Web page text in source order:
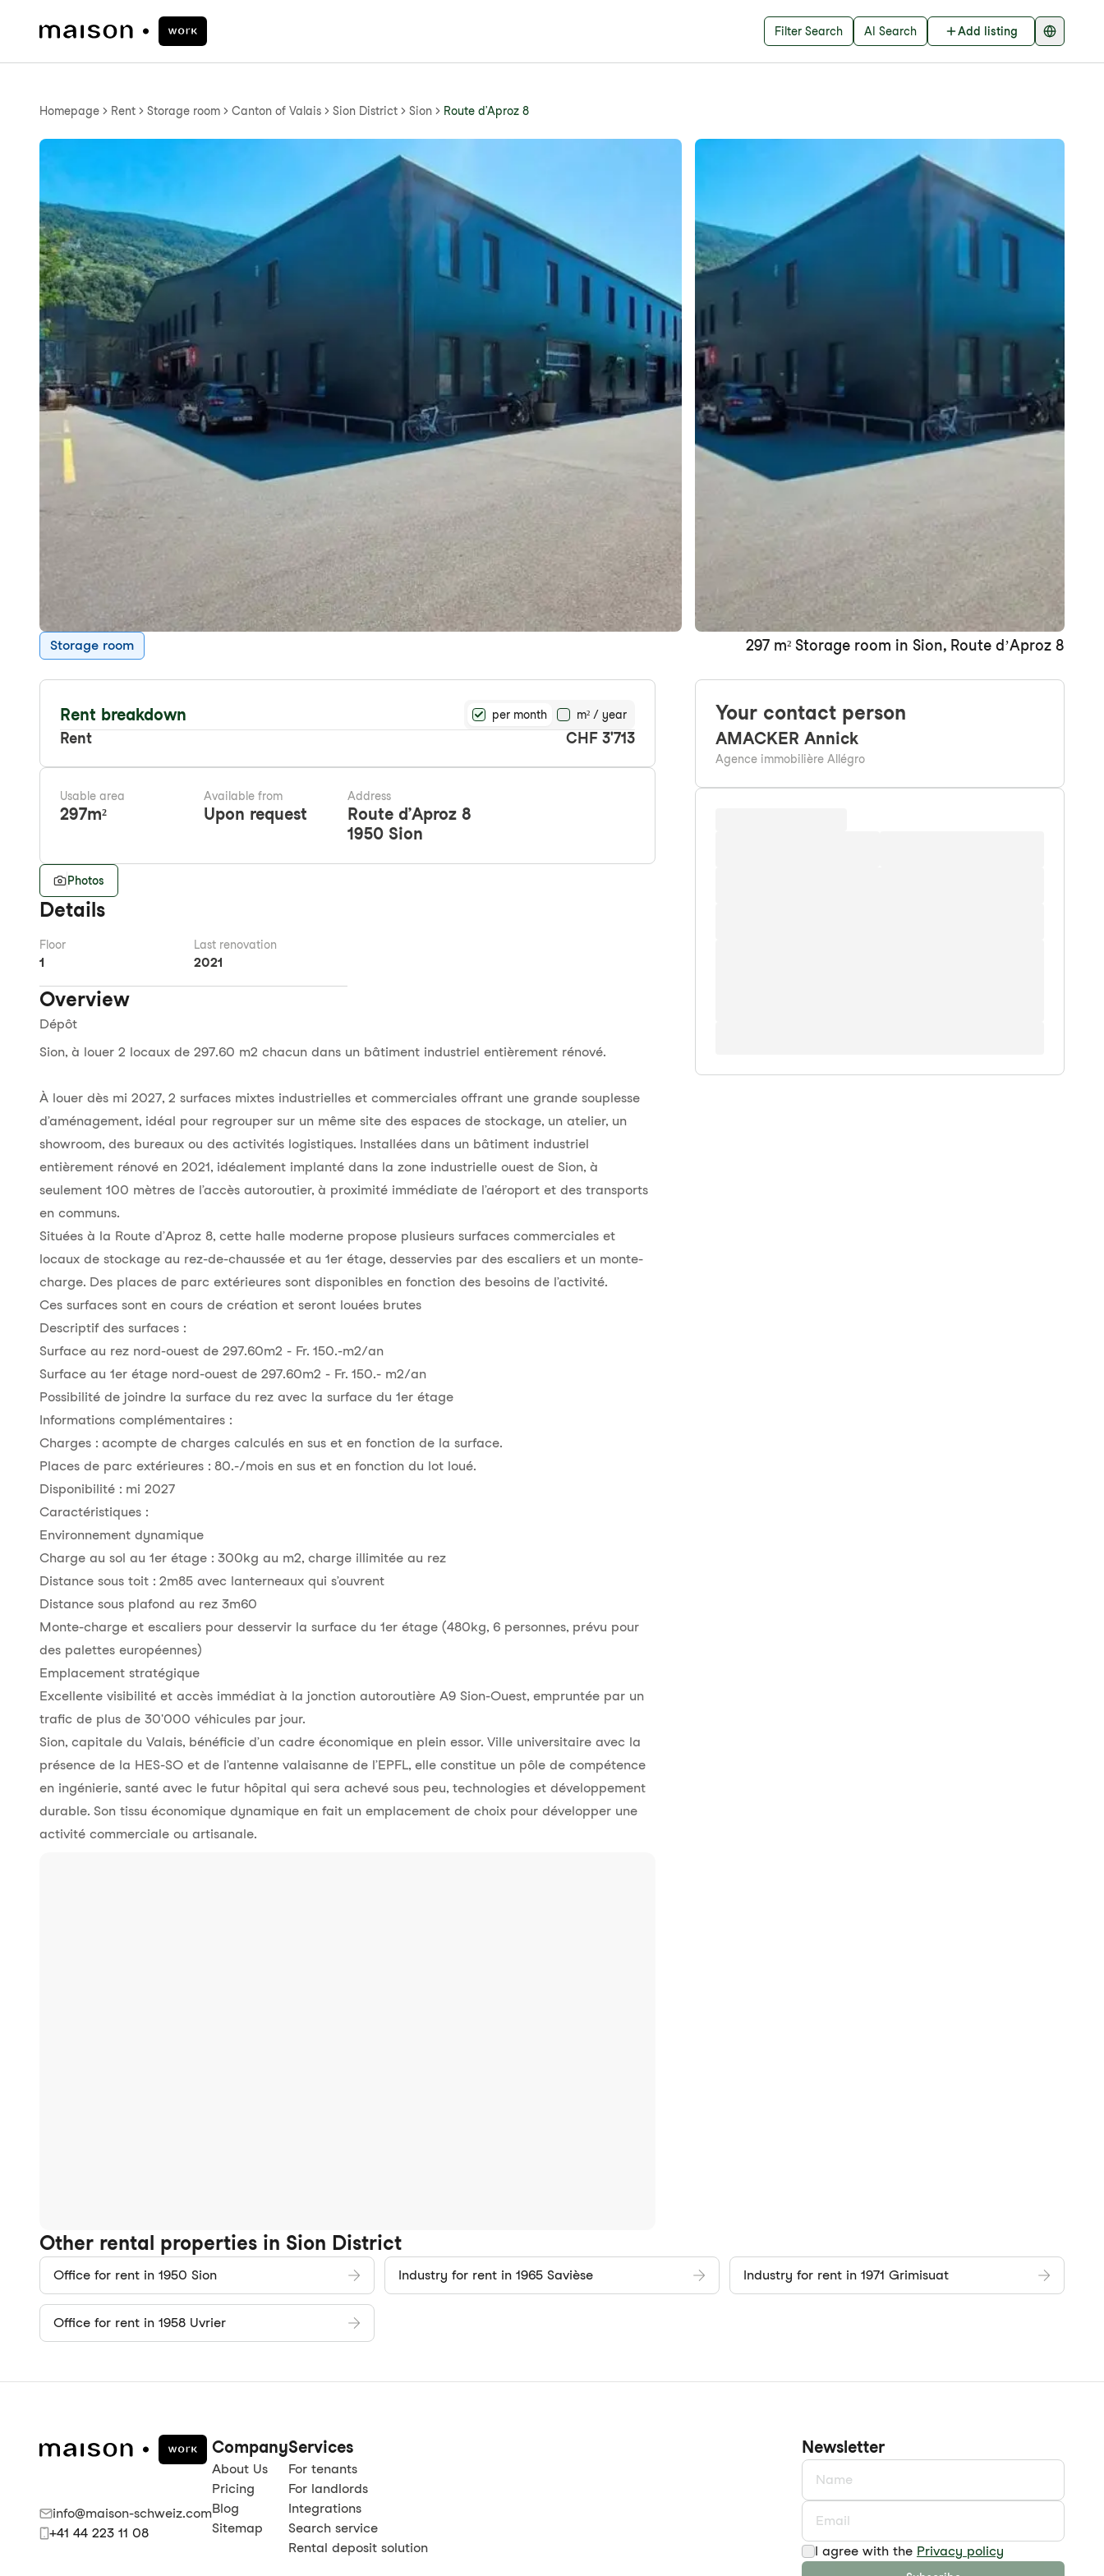
Filter Search AI Search Add listing
Homepage Rent Storage room Canton of Valais Sion District Sion Route d’Aproz 8
+ 10 images
297 m² Storage room in Sion, Route d’Aproz 8
Storage room
Rent breakdown per month m² / year
Rent CHF 3'713
Usable area
297m²
Available from
Upon request
Address
Route d’Aproz 8
1950 Sion
Photos
Details
Floor
1
Last renovation
2021
Overview
Dépôt
Sion, à louer 2 locaux de 297.60 m2 chacun dans un bâtiment industriel entièrement rénové.
À louer dès mi 2027, 2 surfaces mixtes industrielles et commerciales offrant une grande souplesse
d’aménagement, idéal pour regrouper sur un même site des espaces de stockage, un atelier, un
showroom, des bureaux ou des activités logistiques. Installées dans un bâtiment industriel
entièrement rénové en 2021, idéalement implanté dans la zone industrielle ouest de Sion, à
seulement 100 mètres de l’accès autoroutier, à proximité immédiate de l’aéroport et des transports
en communs.
Situées à la Route d’Aproz 8, cette halle moderne propose plusieurs surfaces commerciales et
locaux de stockage au rez-de-chaussée et au 1er étage, desservies par des escaliers et un monte-
charge. Des places de parc extérieures sont disponibles en fonction des besoins de l’activité.
Ces surfaces sont en cours de création et seront louées brutes
Descriptif des surfaces :
Surface au rez nord-ouest de 297.60m2 - Fr. 150.-m2/an
Surface au 1er étage nord-ouest de 297.60m2 - Fr. 150.- m2/an
Possibilité de joindre la surface du rez avec la surface du 1er étage
Informations complémentaires :
Charges : acompte de charges calculés en sus et en fonction de la surface.
Places de parc extérieures : 80.-/mois en sus et en fonction du lot loué.
Disponibilité : mi 2027
Caractéristiques :
Environnement dynamique
Charge au sol au 1er étage : 300kg au m2, charge illimitée au rez
Distance sous toit : 2m85 avec lanterneaux qui s’ouvrent
Distance sous plafond au rez 3m60
Monte-charge et escaliers pour desservir la surface du 1er étage (480kg, 6 personnes, prévu pour
des palettes européennes)
Emplacement stratégique
Excellente visibilité et accès immédiat à la jonction autoroutière A9 Sion-Ouest, empruntée par un
trafic de plus de 30'000 véhicules par jour.
Sion, capitale du Valais, bénéficie d’un cadre économique en plein essor. Ville universitaire avec la
présence de la HES-SO et de l’antenne valaisanne de l’EPFL, elle constitue un pôle de compétence
en ingénierie, santé avec le futur hôpital qui sera achevé sous peu, technologies et développement
durable. Son tissu économique dynamique en fait un emplacement de choix pour développer une
activité commerciale ou artisanale.
Your contact person
AMACKER Annick
Agence immobilière Allégro
Other rental properties in Sion District
Office for rent in 1950 Sion Industry for rent in 1965 Savièse Industry for rent in 1971 Grimisuat
Office for rent in 1958 Uvrier
info@maison-schweiz.com
+41 44 223 11 08
Company
About Us
Pricing
Blog
Sitemap
Services
For tenants
For landlords
Integrations
Search service
Rental deposit solution
Newsletter
I agree with the Privacy policy